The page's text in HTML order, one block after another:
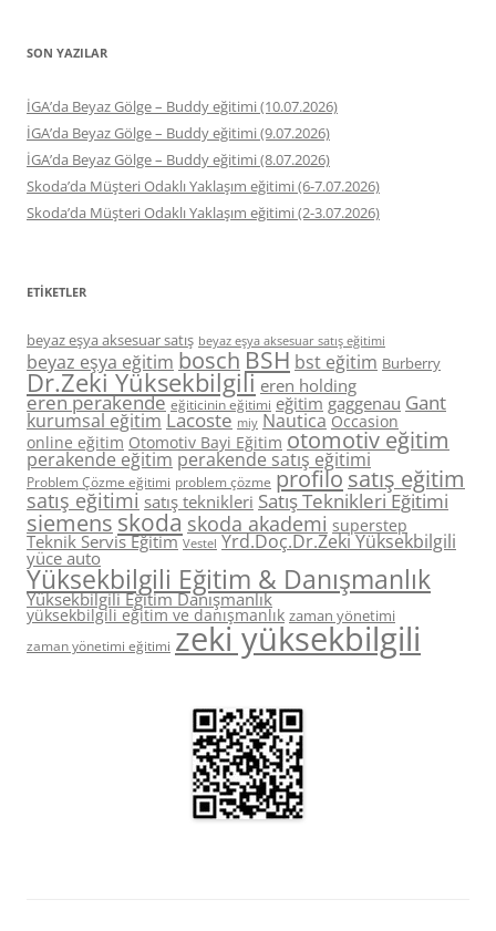
SON YAZILAR
İGA’da Beyaz Gölge – Buddy eğitimi (10.07.2026)
İGA’da Beyaz Gölge – Buddy eğitimi (9.07.2026)
İGA’da Beyaz Gölge – Buddy eğitimi (8.07.2026)
Skoda’da Müşteri Odaklı Yaklaşım eğitimi (6-7.07.2026)
Skoda’da Müşteri Odaklı Yaklaşım eğitimi (2-3.07.2026)
ETIKETLER
beyaz eşya aksesuar satış beyaz eşya aksesuar satış eğitimi
beyaz eşya eğitim boschBSH bst eğitim Burberry
Dr.Zeki Yüksekbilgili eren holding
eren perakende eğiticinin eğitimi eğitim gaggenau Gant
kurumsal eğitim Lacoste miy Nautica Occasion
online eğitim Otomotiv Bayi Eğitim otomotiv eğitim
perakende eğitim perakende satış eğitimi
Problem Çözme eğitimi problem çözme profilosatış eğitim
satış eğitimi satış teknikleri Satış Teknikleri Eğitimi
siemens skoda skoda akademi superstep
Teknik Servis Eğitim Vestel Yrd.Doç.Dr.Zeki Yüksekbilgili
yüce auto
Yüksekbilgili Eğitim & Danışmanlık
Yüksekbilgili Eğitim Danışmanlık
yüksekbilgili eğitim ve danışmanlık zaman yönetimi
zaman yönetimi eğitimi zeki yüksekbilgili